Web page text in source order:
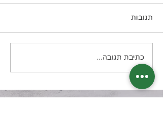
לזניית זוקיני קטוגנית
תגובות
כתיבת תגובה...